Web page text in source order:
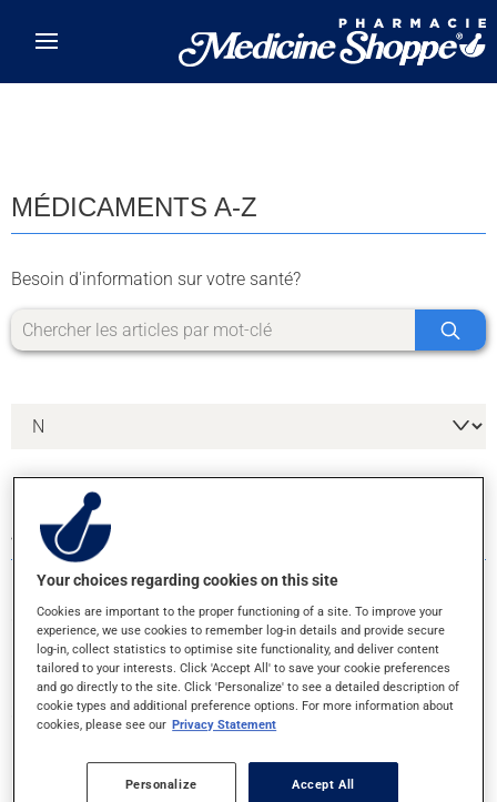
MÉDICAMENTS A-Z
Besoin d'information sur votre santé?
472 RÉSULTATS POUR LA LETTRE N
NASACORT ALLERGIE 24H
55MCG - VAP. NASAL
NEUTROGENA T/GEL QUOT 2/1
Your choices regarding cookies on this site
Cookies are important to the proper functioning of a site. To improve your
experience, we use cookies to remember log-in details and provide secure
log-in, collect statistics to optimise site functionality, and deliver content
tailored to your interests. Click 'Accept All' to save your cookie preferences
and go directly to the site. Click 'Personalize' to see a detailed description of
cookie types and additional preference options. For more information about
cookies, please see our Privacy Statement
Personalize Accept All